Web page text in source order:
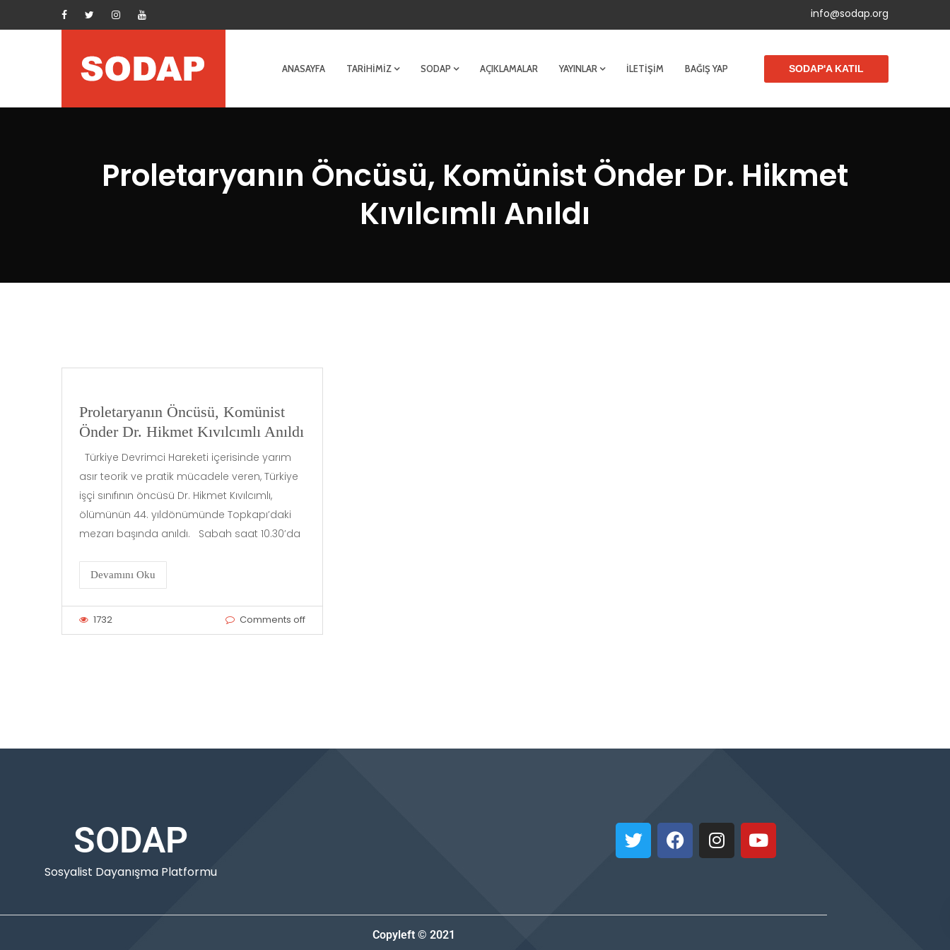
info@sodap.org
ANASAYFA TARIHIMIZ SODAP AÇIKLAMALAR YAYINLAR İLETIŞIM BAĞIŞ YAP SODAP'A KATIL
Proletaryanın Öncüsü, Komünist Önder Dr. Hikmet
Kıvılcımlı Anıldı
Proletaryanın Öncüsü, Komünist
Önder Dr. Hikmet Kıvılcımlı Anıldı
Türkiye Devrimci Hareketi içerisinde yarım
asır teorik ve pratik mücadele veren, Türkiye
işçi sınıfının öncüsü Dr. Hikmet Kıvılcımlı,
ölümünün 44. yıldönümünde Topkapı’daki
mezarı başında anıldı. Sabah saat 10.30’da
Devamını Oku
1732 Comments off
SODAP
Sosyalist Dayanışma Platformu
Copyleft © 2021